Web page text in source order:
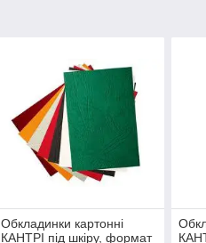
Обкладинки картонні
КАНТРІ під шкіру, формат